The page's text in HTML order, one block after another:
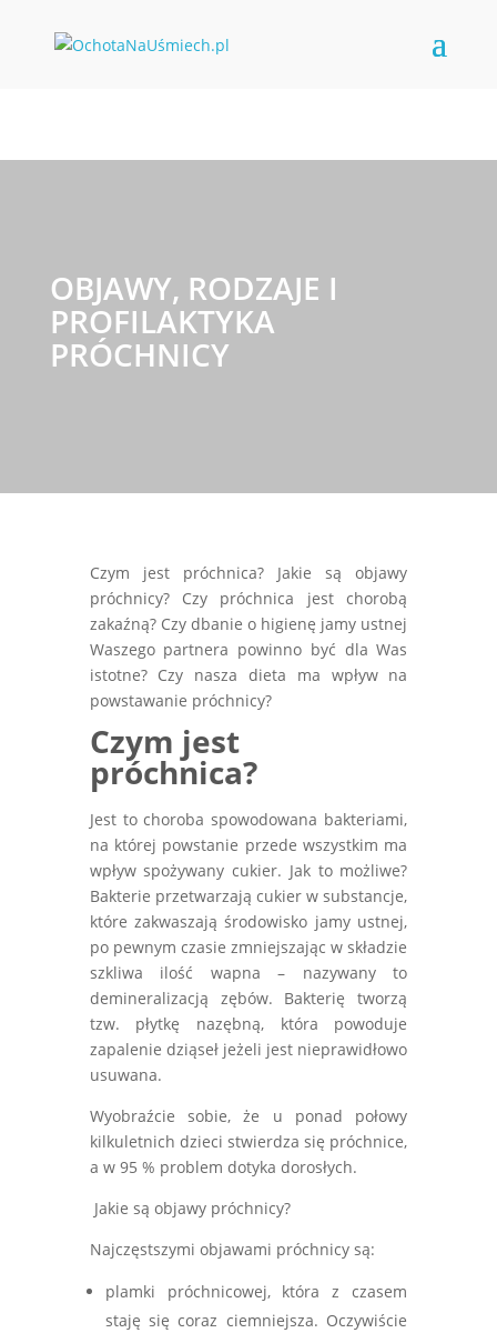
OBJAWY, RODZAJE I
PROFILAKTYKA
PRÓCHNICY
Czym jest próchnica? Jakie są objawy
próchnicy? Czy próchnica jest chorobą
zakaźną? Czy dbanie o higienę jamy ustnej
Waszego partnera powinno być dla Was
istotne? Czy nasza dieta ma wpływ na
powstawanie próchnicy?
Czym jest
próchnica?
Jest to choroba spowodowana bakteriami,
na której powstanie przede wszystkim ma
wpływ spożywany cukier. Jak to możliwe?
Bakterie przetwarzają cukier w substancje,
które zakwaszają środowisko jamy ustnej,
po pewnym czasie zmniejszając w składzie
szkliwa ilość wapna – nazywany to
demineralizacją zębów. Bakterię tworzą
tzw. płytkę nazębną, która powoduje
zapalenie dziąseł jeżeli jest nieprawidłowo
usuwana.
Wyobraźcie sobie, że u ponad połowy
kilkuletnich dzieci stwierdza się próchnice,
a w 95 % problem dotyka dorosłych.
Jakie są objawy próchnicy?
Najczęstszymi objawami próchnicy są:
plamki próchnicowej, która z czasem
staję się coraz ciemniejsza. Oczywiście